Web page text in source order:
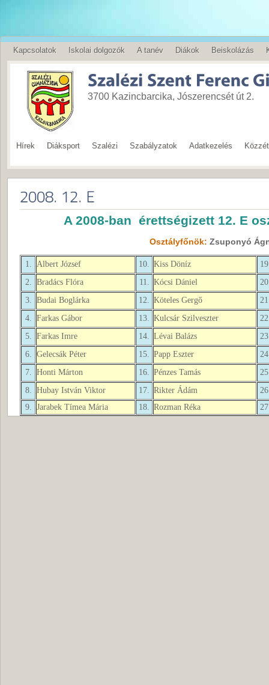
Kapcsolatok Iskolai dolgozók A tanév Diákok Beiskolázás
English
3700 Kazincbarcika, Jószerencsét út 2.
Hírek Diáksport Szalézi Szabályzatok Adatkezelés
A 2008-ban érettségizett 12. E
Osztályfőnök: Zsuponyó
1. Albert József 10. Kiss Döníz
2. Bradács Flóra 11. Kócsi Dániel
3. Budai Boglárka 12. Köteles Gergő
4. Farkas Gábor 13. Kulcsár Szilveszter
5. Farkas Imre 14. Lévai Balázs
6. Gelecsák Péter 15. Papp Eszter
7. Honti Márton 16. Pénzes Tamás
8. Hubay István Viktor 17. Rikter Ádám
9. Jarabek Tímea Mária 18. Rozman Réka